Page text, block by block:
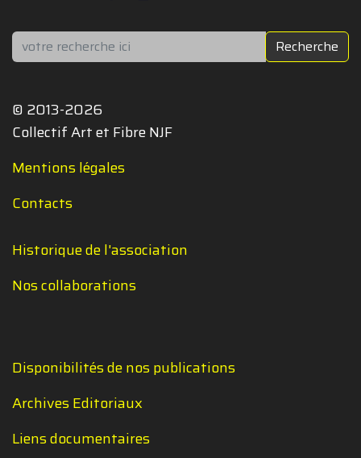
Rechercher Recherche
© 2013-2026
Collectif Art et Fibre NJF
Mentions légales
Contacts
Historique de l'association
Nos collaborations
Disponibilités de nos publications
Archives Editoriaux
Liens documentaires